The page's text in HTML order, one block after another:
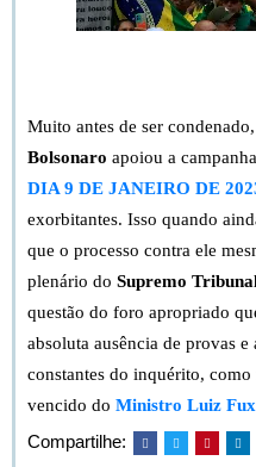
Muito antes de ser
Bolsonaro apoiou a
DIA 9 DE JANEIRO DE
exorbitantes. Isso quando
que o processo contra ele
plenário do Supremo
questão do foro apropriado
absoluta ausência de provas e
constantes do inquérito,
vencido do Ministro Luiz Fux
Compartilhe: